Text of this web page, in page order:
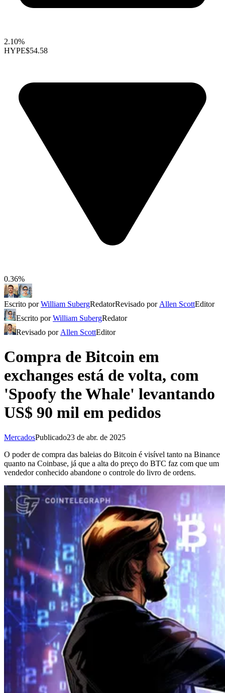
2.10%
HYPE$54.58
0.36%
Escrito porWilliam SubergRedatorRevisado por Allen ScottEditor
Escrito porWilliam SubergRedator
Revisado por Allen ScottEditor
Compra de Bitcoin em
exchanges está de volta, com
'Spoofy the Whale' levantando
US$ 90 mil em pedidos
MercadosPublicado23 de abr. de 2025
O poder de compra das baleias do Bitcoin é visível tanto na Binance
quanto na Coinbase, já que a alta do preço do BTC faz com que um
vendedor conhecido abandone o controle do livro de ordens.